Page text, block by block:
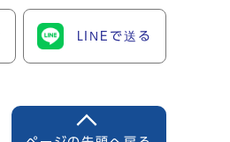
LINEで送る